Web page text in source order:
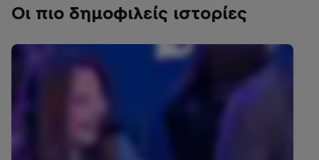
Οι πιο δημοφιλείς ιστορίες